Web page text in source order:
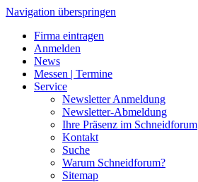
Navigation überspringen
Firma eintragen
Anmelden
News
Messen | Termine
Service
Newsletter Anmeldung
Newsletter-Abmeldung
Ihre Präsenz im Schneidforum
Kontakt
Suche
Warum Schneidforum?
Sitemap